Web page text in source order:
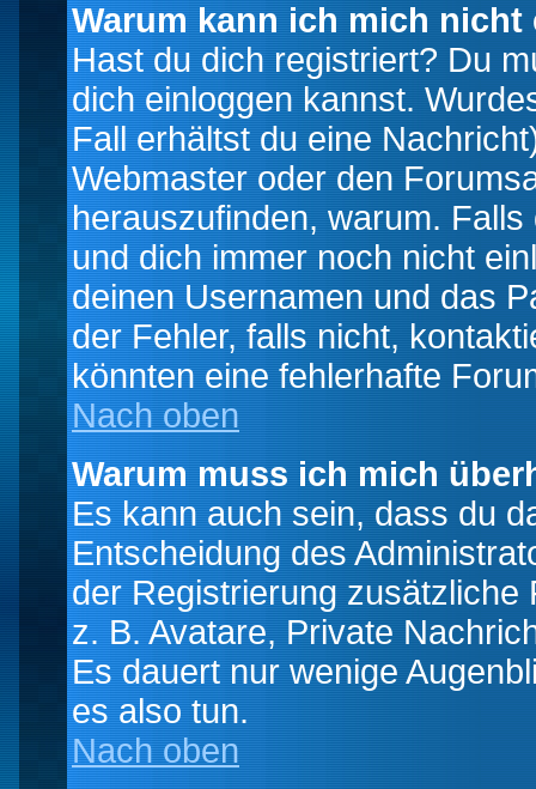
Warum kann ich mich nicht
Hast du dich registriert? Du
dich einloggen kannst.
Fall erhältst du eine
Webmaster oder den
herauszufinden, warum.
und dich immer noch nicht
deinen Usernamen und das
der Fehler, falls nicht,
könnten eine fehlerhafte
Nach oben
Warum muss ich mich
Es kann auch sein, dass du
Entscheidung des
der Registrierung
z. B. Avatare, Private
Es dauert nur wenige
es also tun.
Nach oben